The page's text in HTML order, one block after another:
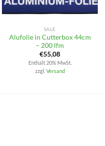
SALE
Alufolie in Cutterbox 44cm
– 200 lfm
€55,08
Enthält 20% MwSt.
zzgl. Versand